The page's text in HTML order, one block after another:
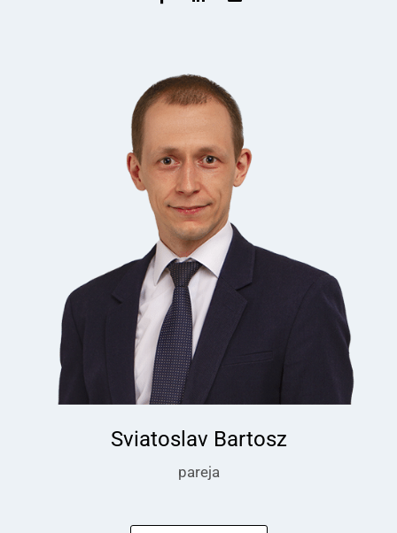
Sviatoslav Bartosz
pareja